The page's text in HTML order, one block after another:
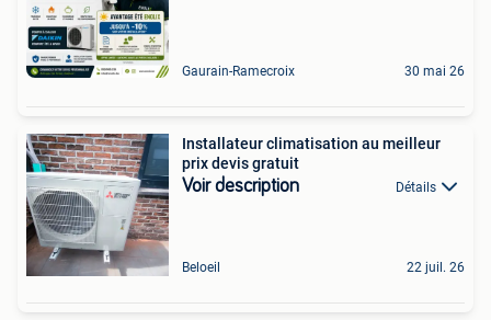
Gaurain-Ramecroix 30 mai 26
Installateur climatisation au meilleur
prix devis gratuit
Voir description Détails
Beloeil 22 juil. 26